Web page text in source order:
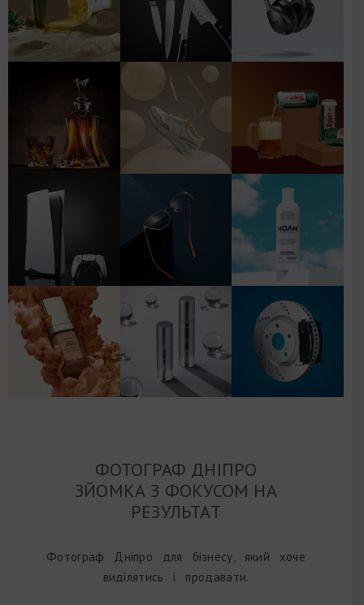
ФОТОГРАФ ДНІПРО
ЗЙОМКА З ФОКУСОМ НА
РЕЗУЛЬТАТ
Фотограф Дніпро для бізнесу, який хоче
виділятись і продавати.